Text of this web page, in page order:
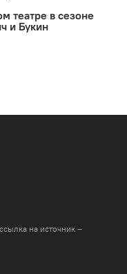
театре в сезоне
и Букин
на источник –